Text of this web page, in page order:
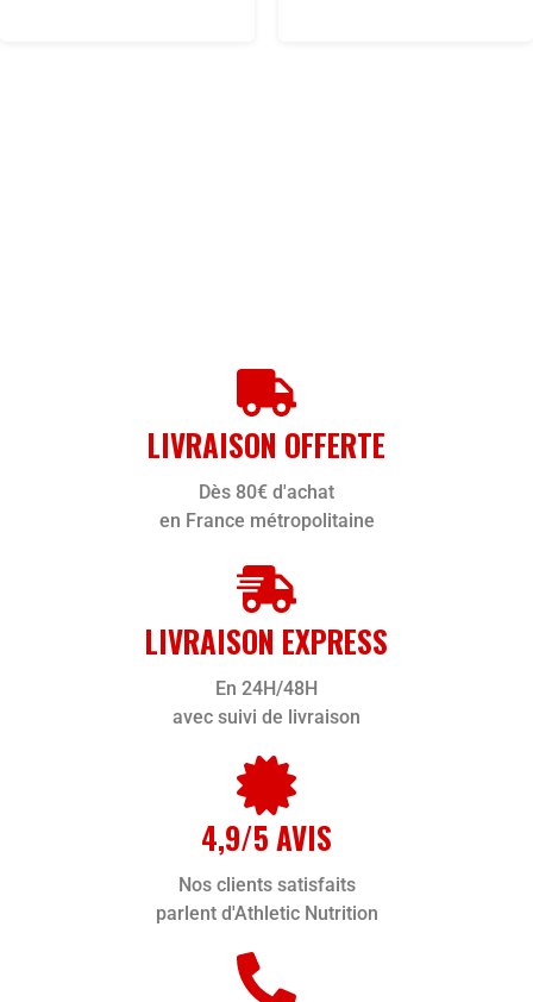
LIVRAISON OFFERTE
Dès 80€ d'achat
en France métropolitaine
LIVRAISON EXPRESS
En 24H/48H
avec suivi de livraison
4,9/5 AVIS
Nos clients satisfaits
parlent d'Athletic Nutrition